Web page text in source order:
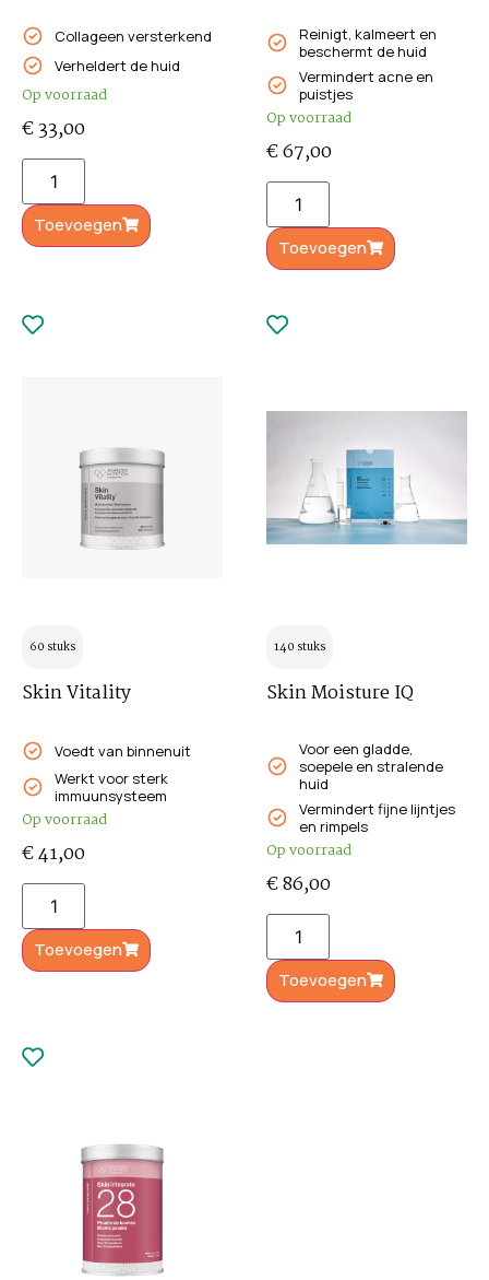
Collageen versterkend
Verheldert de huid
Op voorraad
€33,00
Toevoegen
Reinigt, kalmeert en
beschermt de huid
Vermindert acne en
puistjes
Op voorraad
€67,00
Toevoegen
60 stuks
Skin Vitality
Voedt van binnenuit
Werkt voor sterk
immuunsysteem
Op voorraad
€41,00
Toevoegen
140 stuks
Skin Moisture IQ
Voor een gladde,
soepele en stralende
huid
Vermindert fijne lijntjes
en rimpels
Op voorraad
€86,00
Toevoegen